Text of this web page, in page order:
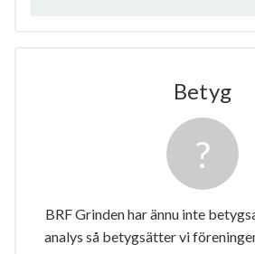
Betyg
BRF Grinden har ännu inte
analys så betygsätter vi